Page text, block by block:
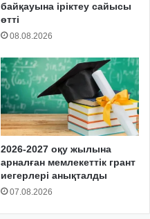
байқауына іріктеу сайысы
өтті
08.08.2026
2026-2027 оқу жылына
арналған мемлекеттік грант
иегерлері анықталды
07.08.2026